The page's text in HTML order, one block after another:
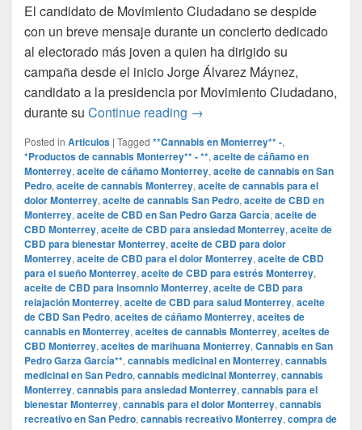
El candidato de Movimiento Ciudadano se despide
con un breve mensaje durante un concierto dedicado
al electorado más joven a quien ha dirigido su
campaña desde el inicio Jorge Álvarez Máynez,
candidato a la presidencia por Movimiento Ciudadano,
durante su Continue reading Cervezas, porros y rap:
→
Posted in Articulos | Tagged **Cannabis en Monterrey** -,
*Productos de cannabis Monterrey** - **, aceite de cáñamo en
Monterrey, aceite de cáñamo Monterrey, aceite de cannabis en San
Pedro, aceite de cannabis Monterrey, aceite de cannabis para el
dolor Monterrey, aceite de cannabis San Pedro, aceite de CBD en
Monterrey, aceite de CBD en San Pedro Garza García, aceite de
CBD Monterrey, aceite de CBD para ansiedad Monterrey, aceite de
CBD para bienestar Monterrey, aceite de CBD para dolor
Monterrey, aceite de CBD para el dolor Monterrey, aceite de CBD
para el sueño Monterrey, aceite de CBD para estrés Monterrey,
aceite de CBD para insomnio Monterrey, aceite de CBD para
relajación Monterrey, aceite de CBD para salud Monterrey, aceite
de CBD San Pedro, aceites de cáñamo Monterrey, aceites de
cannabis en Monterrey, aceites de cannabis Monterrey, aceites de
CBD Monterrey, aceites de marihuana Monterrey, Cannabis en San
Pedro Garza García**, cannabis medicinal en Monterrey, cannabis
medicinal en San Pedro, cannabis medicinal Monterrey, cannabis
Monterrey, cannabis para ansiedad Monterrey, cannabis para el
bienestar Monterrey, cannabis para el dolor Monterrey, cannabis
recreativo en San Pedro, cannabis recreativo Monterrey, compra de